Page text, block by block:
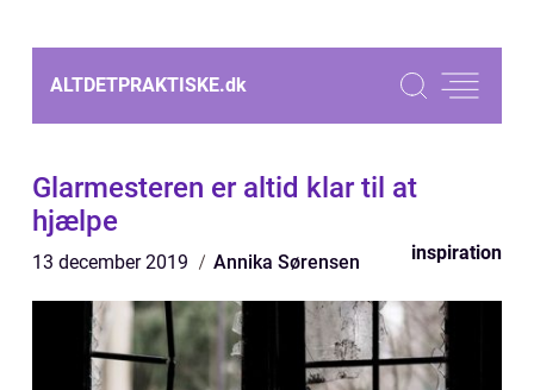
ALTDETPRAKTISKE.dk
Glarmesteren er altid klar til at
hjælpe
13 december 2019 Annika Sørensen inspiration